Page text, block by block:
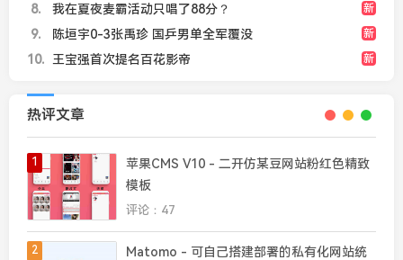
8
新
我在夏夜麦霸活动只唱了88分？
9
新
陈垣宇0-3张禹珍 国乒男单全军覆没
10
新
王宝强首次提名百花影帝
热评文章
1
苹果CMS V10 - 二开仿某豆网站粉红色精致
模板
评论：47
2
Matomo - 可自己搭建部署的私有化网站统